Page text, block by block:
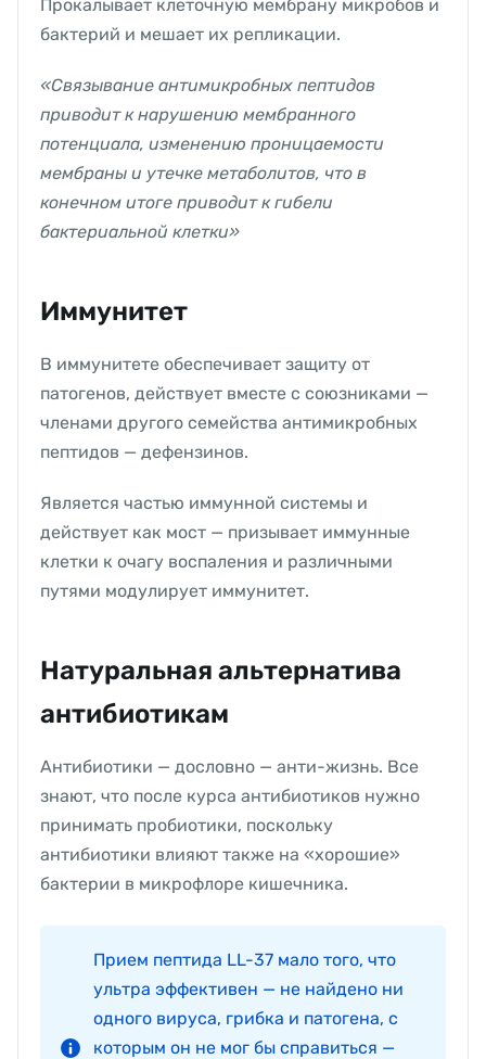
Прокалывает клеточную мембрану микробов и
бактерий и мешает их репликации.
«Связывание антимикробных пептидов
приводит к нарушению мембранного
потенциала, изменению проницаемости
мембраны и утечке метаболитов, что в
конечном итоге приводит к гибели
бактериальной клетки»
Иммунитет
В иммунитете обеспечивает защиту от
патогенов, действует вместе с союзниками —
членами другого семейства антимикробных
пептидов — дефензинов.
Является частью иммунной системы и
действует как мост — призывает иммунные
клетки к очагу воспаления и различными
путями модулирует иммунитет.
Натуральная альтернатива
антибиотикам
Антибиотики — дословно — анти-жизнь. Все
знают, что после курса антибиотиков нужно
принимать пробиотики, поскольку
антибиотики влияют также на «хорошие»
бактерии в микрофлоре кишечника.
Прием пептида LL-37 мало того, что
ультра эффективен — не найдено ни
одного вируса, грибка и патогена, с
которым он не мог бы справиться —